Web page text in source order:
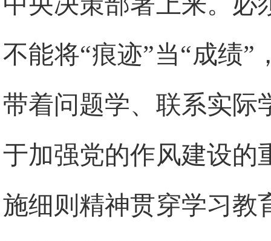
不能将“痕迹”当“成绩
带着问题学、联系实际
于加强党的作风建设的
施细则精神贯穿学习教